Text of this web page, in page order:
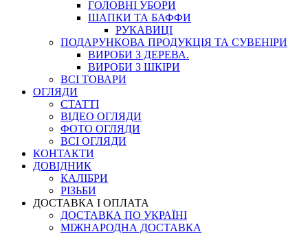
ГОЛОВНІ УБОРИ
ШАПКИ ТА БАФФИ
РУКАВИЦІ
ПОДАРУНКОВА ПРОДУКЦІЯ ТА СУВЕНІРИ
ВИРОБИ З ДЕРЕВА.
ВИРОБИ З ШКІРИ
ВСІ ТОВАРИ
ОГЛЯДИ
СТАТТІ
ВІДЕО ОГЛЯДИ
ФОТО ОГЛЯДИ
ВСІ ОГЛЯДИ
КОНТАКТИ
ДОВІДНИК
КАЛІБРИ
РІЗЬБИ
ДОСТАВКА І ОПЛАТА
ДОСТАВКА ПО УКРАЇНІ
МІЖНАРОДНА ДОСТАВКА